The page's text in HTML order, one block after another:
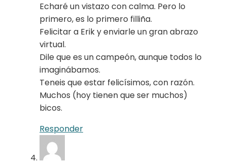
Echaré un vistazo con calma. Pero lo
primero, es lo primero filliña.
Felicitar a Erik y enviarle un gran abrazo
virtual.
Dile que es un campeón, aunque todos lo
imaginábamos.
Teneis que estar felicísimos, con razón.
Muchos (hoy tienen que ser muchos)
bicos.
Responder